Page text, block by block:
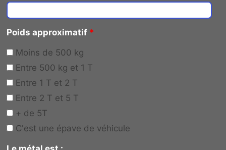
Poids approximatif *
Moins de 500 kg
Entre 500 kg et 1 T
Entre 1 T et 2 T
Entre 2 T et 5 T
+ de 5T
C'est une épave de véhicule